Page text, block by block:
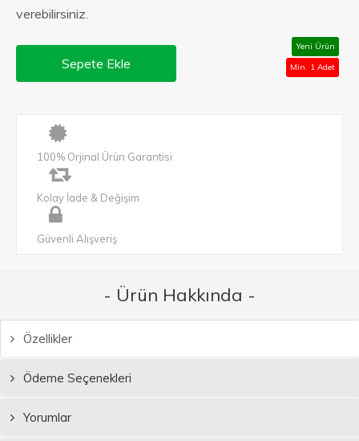
verebilirsiniz.
Sepete Ekle
Yeni Ürün
Min. 1 Adet
100% Orjinal Ürün Garantisi
Kolay İade & Değişim
Güvenli Alışveriş
- Ürün Hakkında -
Özellikler
Ödeme Seçenekleri
Yorumlar